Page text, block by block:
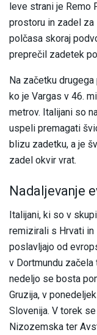
leve strani je Remo
prostoru in zadel za
polčasa skoraj
preprečil zadetek
Na začetku
ko je Vargas v 46.
metrov. Italijani so
uspeli premagati
blizu zadetku, a je
zadel okvir vrat.
Nadaljevanje
Italijani, ki so v
remizirali s Hrvati in
poslavljajo od
v Dortmundu začela
nedeljo se bosta
Gruzija, v
Slovenija. V torek
Nizozemska ter